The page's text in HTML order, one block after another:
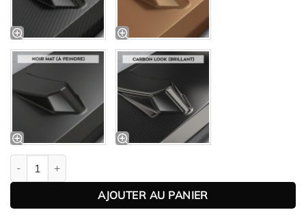
quantité de Lame de parechoc avant pour Cupra Ateca toutes
AJOUTER AU PANIER